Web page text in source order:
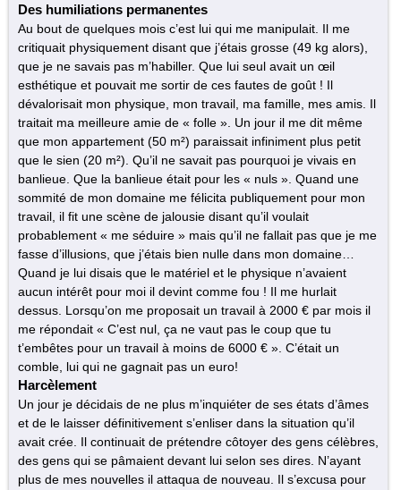
Des humiliations permanentes
Au bout de quelques mois c’est lui qui me manipulait. Il me
critiquait physiquement disant que j’étais grosse (49 kg alors),
que je ne savais pas m’habiller. Que lui seul avait un œil
esthétique et pouvait me sortir de ces fautes de goût ! Il
dévalorisait mon physique, mon travail, ma famille, mes amis. Il
traitait ma meilleure amie de « folle ». Un jour il me dit même
que mon appartement (50 m²) paraissait infiniment plus petit
que le sien (20 m²). Qu’il ne savait pas pourquoi je vivais en
banlieue. Que la banlieue était pour les « nuls ». Quand une
sommité de mon domaine me félicita publiquement pour mon
travail, il fit une scène de jalousie disant qu’il voulait
probablement « me séduire » mais qu’il ne fallait pas que je me
fasse d’illusions, que j’étais bien nulle dans mon domaine…
Quand je lui disais que le matériel et le physique n’avaient
aucun intérêt pour moi il devint comme fou ! Il me hurlait
dessus. Lorsqu’on me proposait un travail à 2000 € par mois il
me répondait « C’est nul, ça ne vaut pas le coup que tu
t’embêtes pour un travail à moins de 6000 € ». C’était un
comble, lui qui ne gagnait pas un euro!
Harcèlement
Un jour je décidais de ne plus m’inquiéter de ses états d’âmes
et de le laisser définitivement s’enliser dans la situation qu’il
avait crée. Il continuait de prétendre côtoyer des gens célèbres,
des gens qui se pâmaient devant lui selon ses dires. N’ayant
plus de mes nouvelles il attaqua de nouveau. Il s’excusa pour